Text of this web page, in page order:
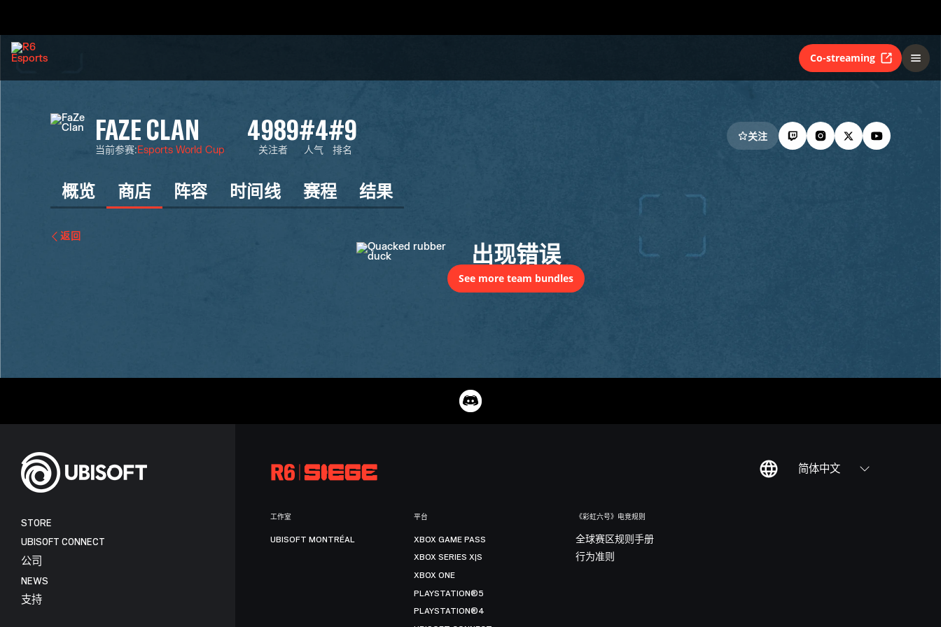
Co-streaming
FAZE CLAN
当前参赛:Esports World Cup
4989
关注者
#4
人气
#9
排名
关注
概览 商店 阵容 时间线 赛程 结果
返回
出现错误
See more team bundles
简体中文
STORE
UBISOFT CONNECT
公司
NEWS
支持
工作室
UBISOFT MONTRÉAL
平台
XBOX GAME PASS
XBOX SERIES X|S
XBOX ONE
PLAYSTATION®5
PLAYSTATION®4
《彩虹六号》电竞规则
全球赛区规则手册
行为准则